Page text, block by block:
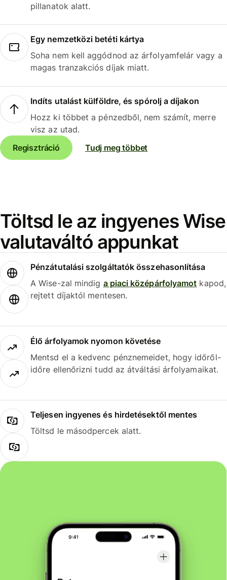
pillanatok alatt.
Egy nemzetközi betéti kártya
Soha nem kell aggódnod az árfolyamfelár vagy a
magas tranzakciós díjak miatt.
Indíts utalást külföldre, és spórolj a díjakon
Hozz ki többet a pénzedből, nem számít, merre
visz az utad.
Regisztráció
Tudj meg többet
Töltsd le az ingyenes Wise
valutaváltó appunkat
Pénzátutalási szolgáltatók összehasonlítása
A Wise-zal mindig a piaci középárfolyamot kapod,
rejtett díjaktól mentesen.
Élő árfolyamok nyomon követése
Mentsd el a kedvenc pénznemeidet, hogy időről-
időre ellenőrizni tudd az átváltási árfolyamaikat.
Teljesen ingyenes és hirdetésektől mentes
Töltsd le másodpercek alatt.